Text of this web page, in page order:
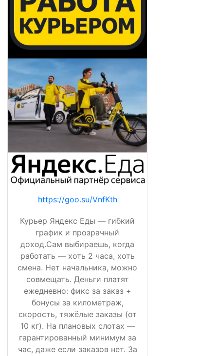
https://goo.su/VnfKth
Курьер Яндекс Еды — гибкий
график и прозрачный
доход.Сам выбираешь, когда
работать — хоть 2 часа, хоть
смена. Нет начальника, можно
совмещать. Деньги платят
ежедневно: фикс за заказ +
бонусы за километраж,
скорость, тяжёлые заказы (от
10 кг). На плановых слотах —
гарантированный минимум за
час, даже если заказов нет. За